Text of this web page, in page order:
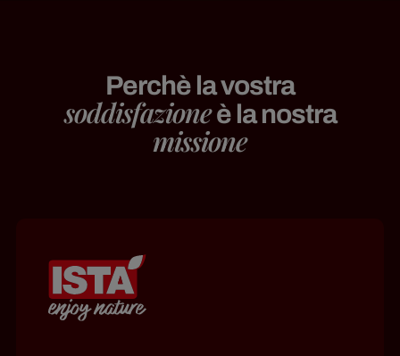
Perchè la vostra
soddisfazioneè la nostra
missione